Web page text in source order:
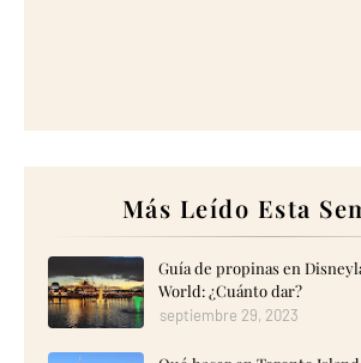
Más Leído Esta
Guía de propinas en
World: ¿Cuánto dar?
septiembre 29, 2023